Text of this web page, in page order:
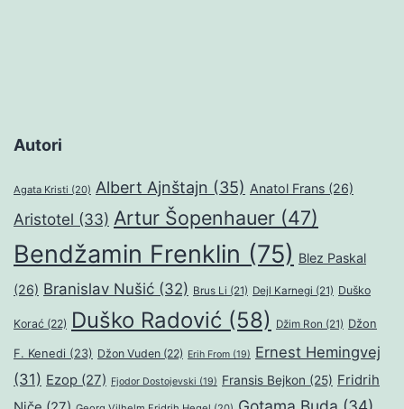
Autori
Agata Kristi (20) Albert Ajnštajn (35) Anatol Frans (26)
Aristotel (33) Artur Šopenhauer (47)
Bendžamin Frenklin (75) Blez Paskal
(26) Branislav Nušić (32) Brus Li (21) Dejl Karnegi (21) Duško
Korać (22) Duško Radović (58) Džim Ron (21) Džon
F. Kenedi (23) Džon Vuden (22) Erih From (19) Ernest Hemingvej
(31) Ezop (27) Fjodor Dostojevski (19) Fransis Bejkon (25) Fridrih